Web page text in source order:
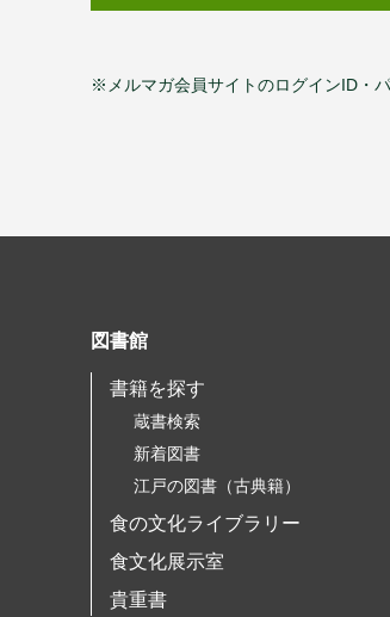
※メルマガ会員サイトのログインID・
図書館
書籍を探す
蔵書検索
新着図書
江戸の図書（古典籍）
食の文化ライブラリー
食文化展示室
貴重書